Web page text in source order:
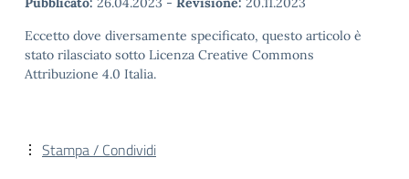
Eccetto dove diversamente specificato, questo articolo è
stato rilasciato sotto Licenza Creative Commons
Attribuzione 4.0 Italia.
Stampa / Condividi